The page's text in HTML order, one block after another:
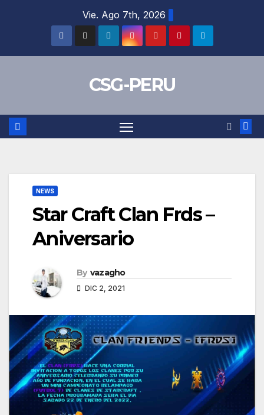
Vie. Ago 7th, 2026
CSG-PERU
NEWS
Star Craft Clan Frds –
Aniversario
By vazagho
DIC 2, 2021